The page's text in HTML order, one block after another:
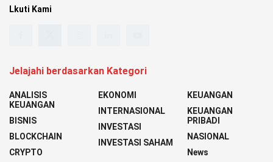
Lkuti Kami
Jelajahi berdasarkan Kategori
ANALISIS
KEUANGAN
BISNIS
BLOCKCHAIN
CRYPTO
EKONOMI
INTERNASIONAL
INVESTASI
INVESTASI SAHAM
KEUANGAN
KEUANGAN
PRIBADI
NASIONAL
News